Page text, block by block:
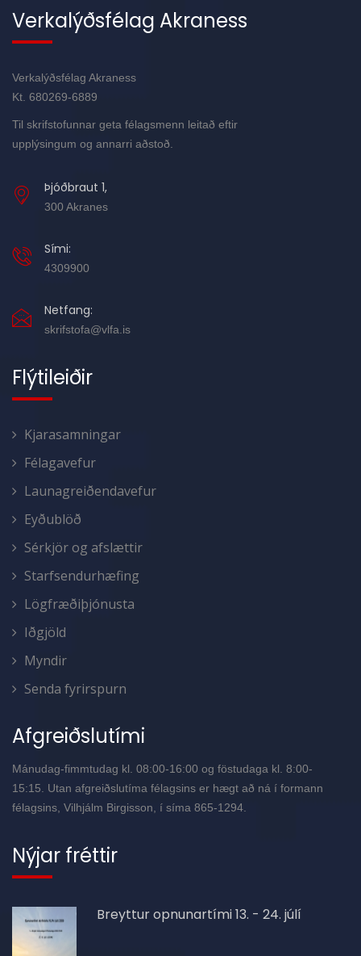
Verkalýðsfélag Akraness
Verkalýðsfélag Akraness
Kt. 680269-6889
Til skrifstofunnar geta félagsmenn leitað eftir
upplýsingum og annarri aðstoð.
Þjóðbraut 1,
300 Akranes
Sími:
4309900
Netfang:
skrifstofa@vlfa.is
Flýtileiðir
Kjarasamningar
Félagavefur
Launagreiðendavefur
Eyðublöð
Sérkjör og afslættir
Starfsendurhæfing
Lögfræðiþjónusta
Iðgjöld
Myndir
Senda fyrirspurn
Afgreiðslutími
Mánudag-fimmtudag kl. 08:00-16:00 og föstudaga kl. 8:00-
15:15. Utan afgreiðslutíma félagsins er hægt að ná í formann
félagsins, Vilhjálm Birgisson, í síma 865-1294.
Nýjar fréttir
Breyttur opnunartími 13. - 24. júlí